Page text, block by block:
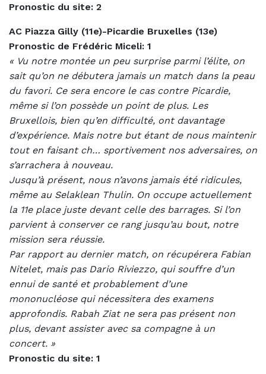
Pronostic du site: 2
AC Piazza Gilly (11e)-Picardie Bruxelles (13e)
Pronostic de Frédéric Miceli: 1
« Vu notre montée un peu surprise parmi l’élite, on
sait qu’on ne débutera jamais un match dans la peau
du favori. Ce sera encore le cas contre Picardie,
même si l’on possède un point de plus. Les
Bruxellois, bien qu’en difficulté, ont davantage
d’expérience. Mais notre but étant de nous maintenir
tout en faisant ch… sportivement nos adversaires, on
s’arrachera à nouveau.
Jusqu’à présent, nous n’avons jamais été ridicules,
même au Selaklean Thulin. On occupe actuellement
la 11e place juste devant celle des barrages. Si l’on
parvient à conserver ce rang jusqu’au bout, notre
mission sera réussie.
Par rapport au dernier match, on récupérera Fabian
Nitelet, mais pas Dario Riviezzo, qui souffre d’un
ennui de santé et probablement d’une
mononucléose qui nécessitera des examens
approfondis. Rabah Ziat ne sera pas présent non
plus, devant assister avec sa compagne à un
concert. »
Pronostic du site: 1